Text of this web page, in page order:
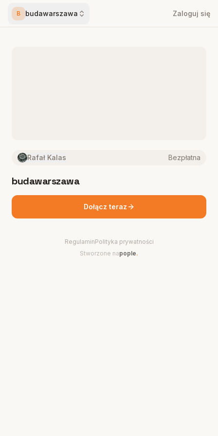
B budawarszawa Zaloguj się
Rafał Kalas Bezpłatna
budawarszawa
Dołącz teraz
RegulaminPolityka prywatności
Stworzone napople.